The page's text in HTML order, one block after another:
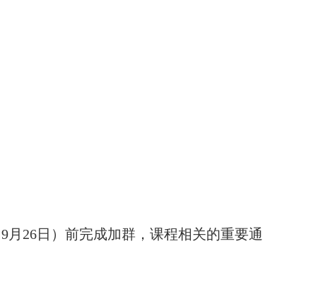
9月 26日）前完成加群，课程相关的重要通